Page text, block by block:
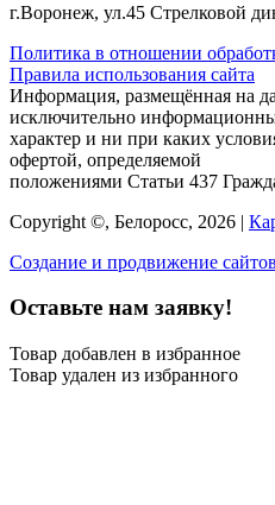
г.Воронеж, ул.45 Стрелковой
Политика в отношении
Правила использования сайта
Информация, размещённая на
исключительно
характер и ни при каких
офертой, определяемой
положениями Статьи 437
Copyright ©, Белоросс, 2026 |
Создание и продвижение сайтов
Оставьте нам заявку!
Товар добавлен в избранное
Товар удален из избранного